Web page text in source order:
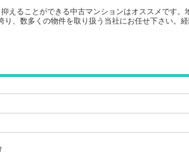
えることができる中古マンションはオススメです。
、数多くの物件を取り扱う当社にお任せ下さい。